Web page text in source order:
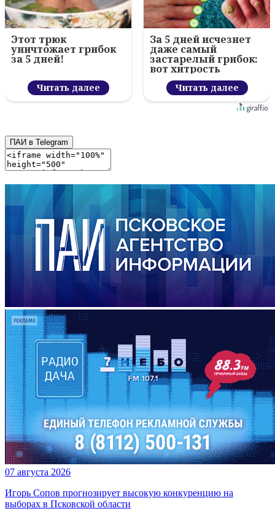
Этот трюк
уничтожает грибок
за 5 дней!
Читать далее
За 5 дней исчезнет
даже самый
застарелый грибок:
вот хитрость
Читать далее
ПАИ в Telegram
07 августа 2026
Игорь Сопов прогнозирует высокую конкуренцию на
выборах в Псковской области